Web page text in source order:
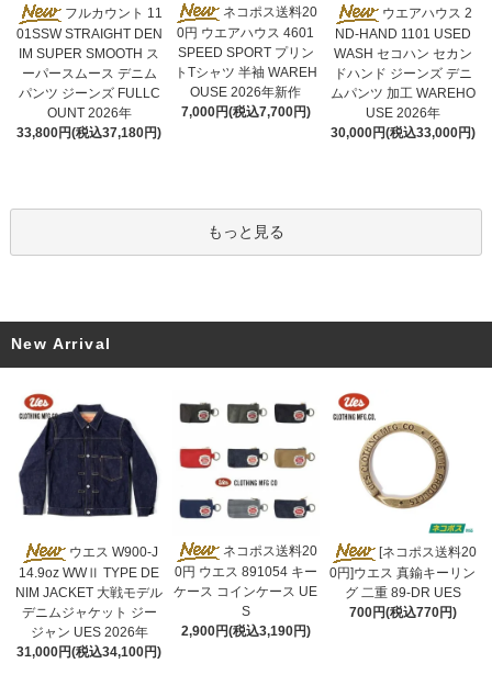
フルカウント 11
01SSW STRAIGHT DEN
IM SUPER SMOOTH ス
ーパースムース デニム
パンツ ジーンズ FULLC
OUNT 2026年
33,800円(税込37,180円)
ネコポス送料20
0円 ウエアハウス 4601
SPEED SPORT プリン
トTシャツ 半袖 WAREH
OUSE 2026年新作
7,000円(税込7,700円)
ウエアハウス 2
ND-HAND 1101 USED
WASH セコハン セカン
ドハンド ジーンズ デニ
ムパンツ 加工 WAREHO
USE 2026年
30,000円(税込33,000円)
もっと見る
New Arrival
ウエス W900-J
14.9oz WWⅡ TYPE DE
NIM JACKET 大戦モデル
デニムジャケット ジー
ジャン UES 2026年
31,000円(税込34,100円)
ネコポス送料20
0円 ウエス 891054 キー
ケース コインケース UE
S
2,900円(税込3,190円)
[ネコポス送料20
0円]ウエス 真鍮キーリン
グ 二重 89-DR UES
700円(税込770円)